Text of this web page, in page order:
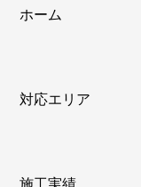
ホーム
対応エリア
施工実績